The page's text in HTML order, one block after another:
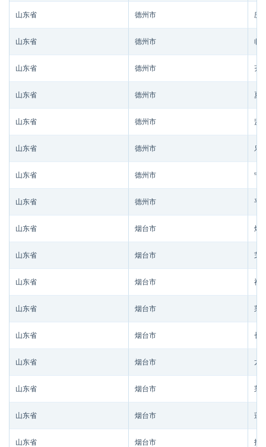
山东省 德州市 庆
山东省 德州市 临
山东省 德州市 齐
山东省 德州市 夏
山东省 德州市 监
山东省 德州市 乐
山东省 德州市 宁
山东省 德州市 平
山东省 烟台市 烟
山东省 烟台市 芝
山东省 烟台市 福
山东省 烟台市 莱
山东省 烟台市 长
山东省 烟台市 龙
山东省 烟台市 莱
山东省 烟台市 蓬
山东省 烟台市 招